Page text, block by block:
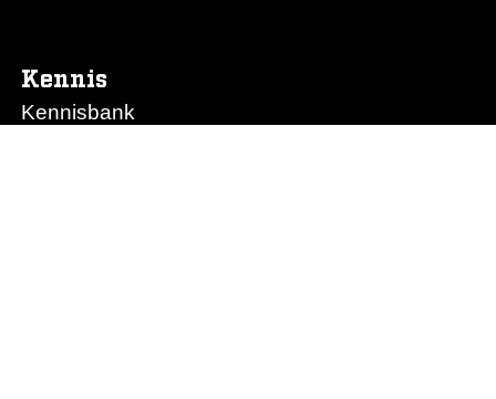
Kennis
Kennisbank